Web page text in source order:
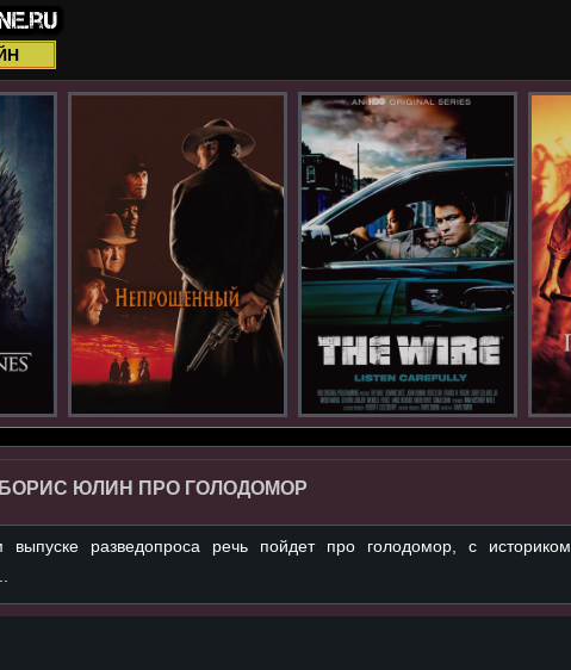
ЮЛИН ПРО ГОЛОДОМОР
разведопроса речь пойдет про голодомор, с историком